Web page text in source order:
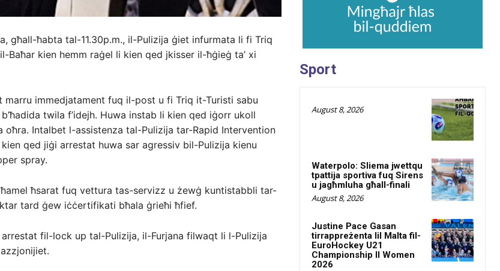
għall-ħabta tal-11.30p.m., il-Pulizija ġiet infurmata li fi Triq
Baħar kien hemm raġel li kien qed jkisser il-ħġieġ ta’ xi
marru immedjatament fuq il-post u fi Triq it-Turisti sabu
twila f’idejh. Huwa instab li kien qed iġorr ukoll
oħra. Intalbet l-assistenza tal-Pulizija tar-Rapid Intervention
qed jiġi arrestat huwa sar agressiv bil-Pulizija kienu
spray.
ħsarat fuq vettura tas-servizz u żewġ kuntistabbli tar-
tard ġew iċċertifikati bħala ġrieħi ħfief.
fil-lock up tal-Pulizija, il-Furjana filwaqt li l-Pulizija
Sport
August 8, 2026
Waterpolo: Sliema jwettqu
tpattija sportiva fuq Sirens
u jagħmluha għall-finali
August 8, 2026
Justine Pace Gasan
tirrappreżenta lil Malta fil-
EuroHockey U21
Championship II Women
2026